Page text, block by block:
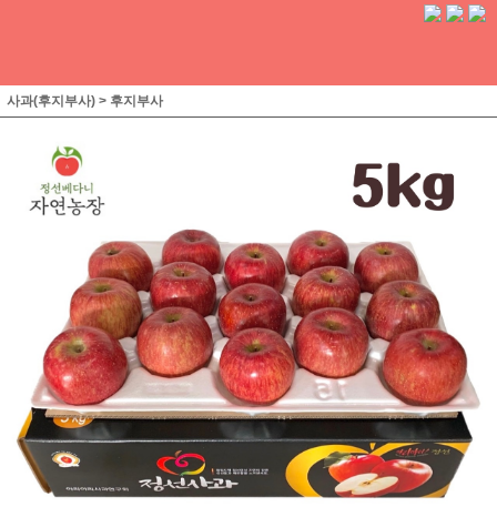
사과(후지부사) > 후지부사